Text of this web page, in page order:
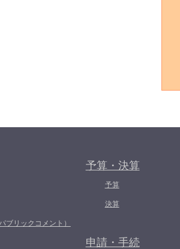
ブリックコメント）
予算・決算
予算
決算
申請・手続